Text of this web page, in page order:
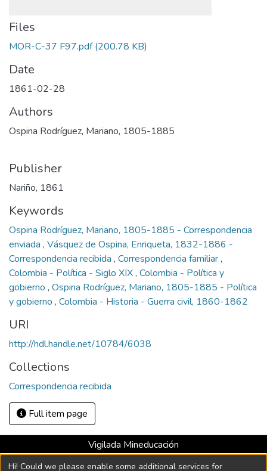
Files
MOR-C-37 F97.pdf(200.78 KB)
Date
1861-02-28
Authors
Ospina Rodríguez, Mariano, 1805-1885
Publisher
Nariño, 1861
Keywords
Ospina Rodríguez, Mariano, 1805-1885 - Correspondencia
enviada , Vásquez de Ospina, Enriqueta, 1832-1886 -
Correspondencia recibida , Correspondencia familiar,
Colombia - Política - Siglo XIX, Colombia - Política y
gobierno , Ospina Rodríguez, Mariano, 1805-1885 - Política
y gobierno , Colombia - Historia - Guerra civil, 1860-1862
URI
http://hdl.handle.net/10784/6038
Collections
Correspondencia recibida
Full item page
Vigilada Mineducación
Universidad con Acreditación Institucional hasta 2026 -
Hi! Could we please enable some additional services for